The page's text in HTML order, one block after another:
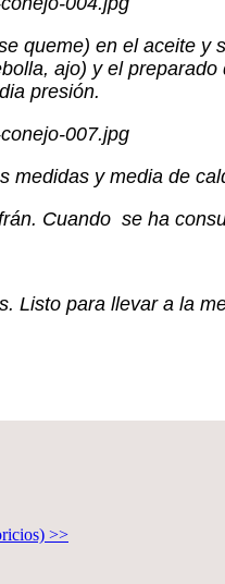
queme) en el aceite
ajo) y el
presión.
medidas y media de
Cuando se ha
Listo para llevar a la
>>